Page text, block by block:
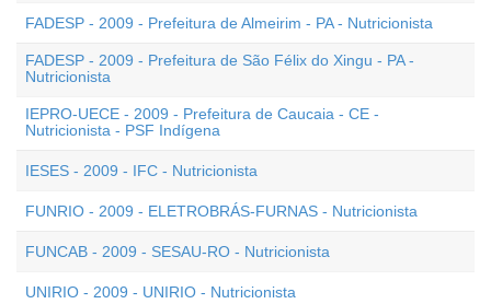
FADESP - 2009 - Prefeitura de Almeirim - PA - Nutricionista
FADESP - 2009 - Prefeitura de São Félix do Xingu - PA -
Nutricionista
IEPRO-UECE - 2009 - Prefeitura de Caucaia - CE -
Nutricionista - PSF Indígena
IESES - 2009 - IFC - Nutricionista
FUNRIO - 2009 - ELETROBRÁS-FURNAS - Nutricionista
FUNCAB - 2009 - SESAU-RO - Nutricionista
UNIRIO - 2009 - UNIRIO - Nutricionista